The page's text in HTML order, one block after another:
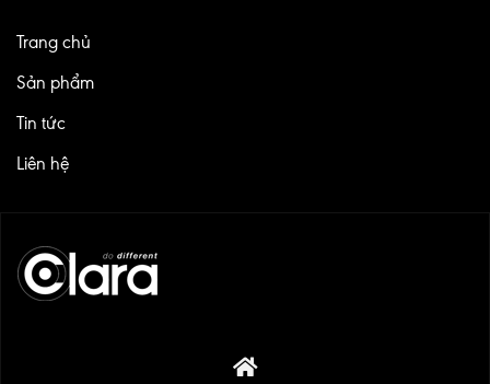
Trang chủ
Sản phẩm
Tin tức
Liên hệ